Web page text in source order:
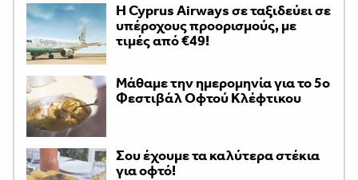
H Cyprus Airways σε ταξιδεύει σε
υπέροχους προορισμούς, με
τιμές από €49!
Μάθαμε την ημερομηνία για το 5ο
Φεστιβάλ Οφτού Κλέφτικου
Σου έχουμε τα καλύτερα στέκια
για οφτό!